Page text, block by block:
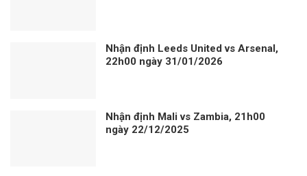
Nhận định Leeds United vs Arsenal,
22h00 ngày 31/01/2026
Nhận định Mali vs Zambia, 21h00
ngày 22/12/2025